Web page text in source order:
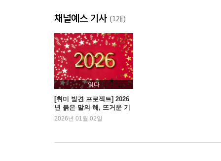
PART 2. 1원에서 시작하는 단계별 돈 관리 실천법
CHAPTER 1. 순서 딱 정해드립니다
대출부터 갚을까, 비상금부터 모을까
CHAPTER 2. 1단계: 통장 쪼개기
돈의 흐름을 파악하는 통장 쪼개기
통장 쪼개는 기준
[돈 버는 상식 관리] 부담이 적은 3통장 시스템 구축
채널예스 기사 (1개)
읽다
[취미 발견 프로젝트] 2026
년 붉은 말의 해, 뜨거운 기
운을 받아 도약
2026년 01월 02일